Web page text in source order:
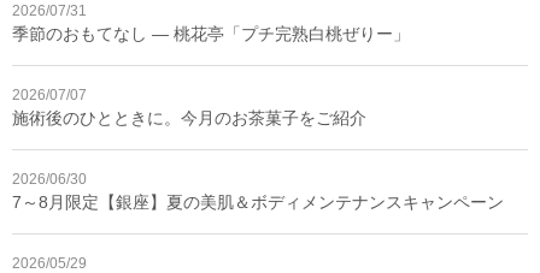
2026/07/31
季節のおもてなし ― 桃花亭「プチ完熟白桃ぜりー」
2026/07/07
施術後のひとときに。今月のお茶菓子をご紹介
2026/06/30
7～8月限定【銀座】夏の美肌＆ボディメンテナンスキャンペーン
2026/05/29